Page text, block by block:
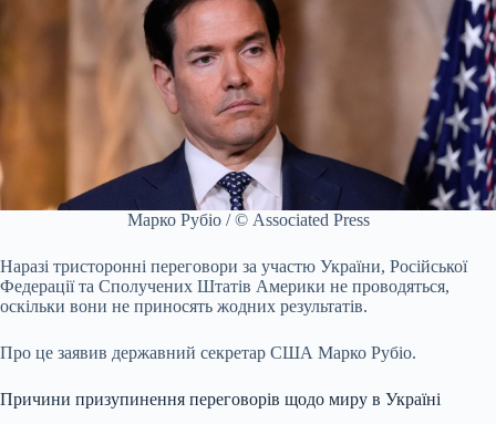
Марко Рубіо / © Associated Press
Наразі тристоронні переговори за участю України, Російської
Федерації та Сполучених Штатів Америки не проводяться,
оскільки вони не приносять жодних результатів.
Про це заявив державний секретар США Марко Рубіо.
Причини призупинення переговорів щодо миру в Україні